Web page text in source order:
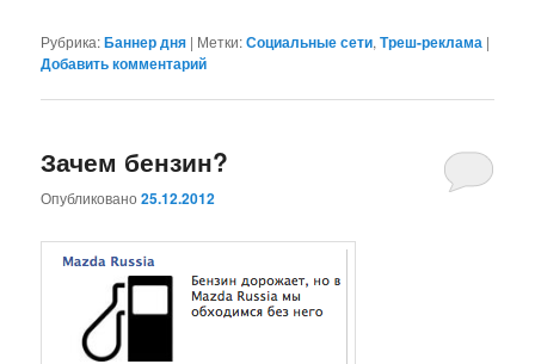
Рубрика:Баннер дня | Метки:Социальные сети,Треш-реклама |
Добавить комментарий
Зачем бензин?
Опубликовано25.12.2012